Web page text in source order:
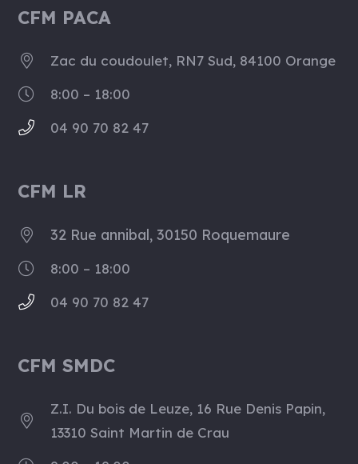
CFM PACA
Zac du coudoulet, RN7 Sud, 84100 Orange
8:00 – 18:00
04 90 70 82 47
CFM LR
32 Rue annibal, 30150 Roquemaure
8:00 – 18:00
04 90 70 82 47
CFM SMDC
Z.I. Du bois de Leuze, 16 Rue Denis Papin,
13310 Saint Martin de Crau